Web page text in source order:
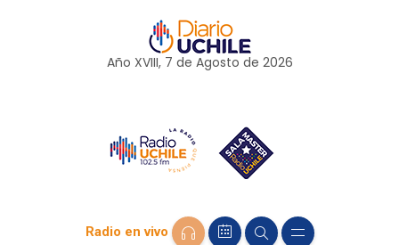
Año XVIII, 7 de Agosto de 2026
Radio en vivo